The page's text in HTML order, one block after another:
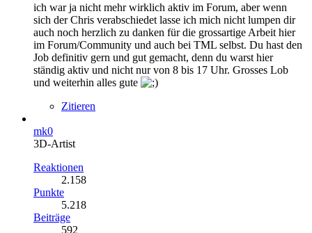
ich war ja nicht mehr wirklich aktiv im Forum, aber wenn
sich der Chris verabschiedet lasse ich mich nicht lumpen dir
auch noch herzlich zu danken für die grossartige Arbeit hier
im Forum/Community und auch bei TML selbst. Du hast den
Job definitiv gern und gut gemacht, denn du warst hier
ständig aktiv und nicht nur von 8 bis 17 Uhr. Grosses Lob
und weiterhin alles gute
Zitieren
mk0
3D-Artist
Reaktionen
2.158
Punkte
5.218
Beiträge
592